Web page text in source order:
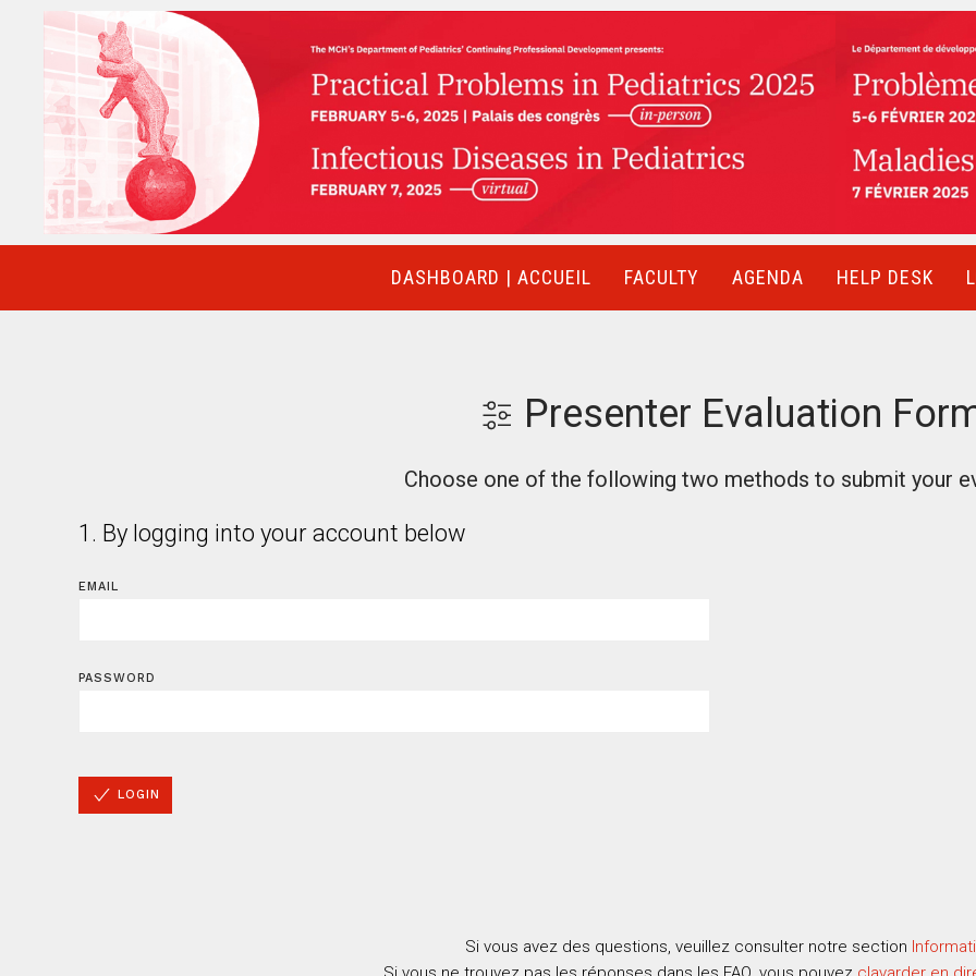
DASHBOARD | ACCUEIL FACULTY AGENDA HELP DESK
Presenter Evaluation
Choose one of the following two methods to submit your
1. By logging into your account below
EMAIL
PASSWORD
LOGIN
Si vous avez des questions, veuillez consulter notre section